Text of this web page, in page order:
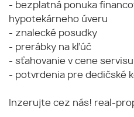
- bezplatná ponuka
hypotekárneho úveru
- znalecké posudky
- prerábky na kľúč
- sťahovanie v cene servisu
- potvrdenia pre dedičské
Inzerujte cez nás! real-